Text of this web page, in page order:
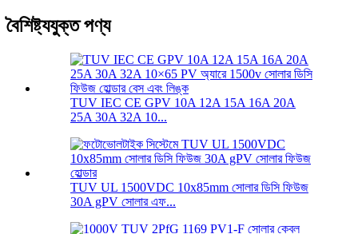
বৈশিষ্ট্যযুক্ত পণ্য
TUV IEC CE GPV 10A 12A 15A 16A 20A
25A 30A 32A 10...
TUV UL 1500VDC 10x85mm সোলার ডিসি ফিউজ
30A gPV সোলার এফ...